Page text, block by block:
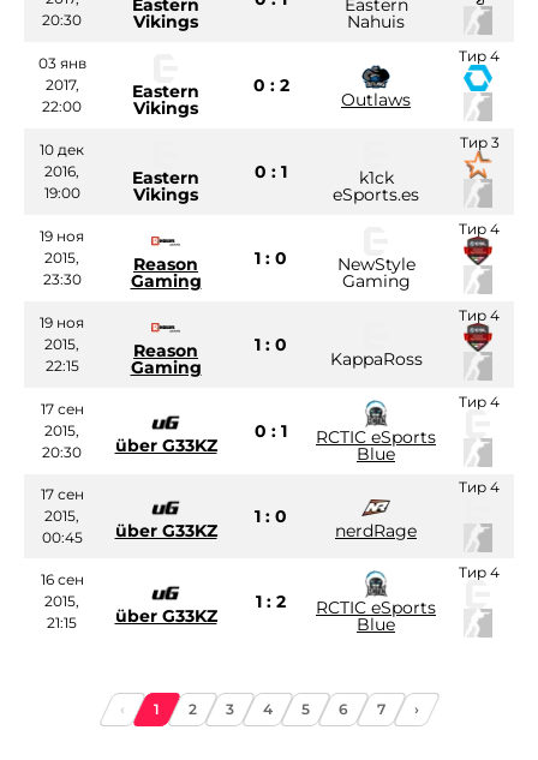
20:30
Eastern
Vikings
Eastern
Nahuis
03 янв
2017,
22:00
Eastern
Vikings
0 : 2
Outlaws
Тир 4
10 дек
2016,
19:00
Eastern
Vikings
0 : 1 k1ck
eSports.es
Тир 3
19 ноя
2015,
23:30
Reason
Gaming
1 : 0 NewStyle
Gaming
Тир 4
19 ноя
2015,
22:15
Reason
Gaming
1 : 0
KappaRoss
Тир 4
17 сен
2015,
20:30
über G33KZ
0 : 1 RCTIC eSports
Blue
Тир 4
17 сен
2015,
00:45
über G33KZ
1 : 0
nerdRage
Тир 4
16 сен
2015,
21:15
über G33KZ
1 : 2 RCTIC eSports
Blue
Тир 4
‹ 1 2 3 4 5 6 7 ›